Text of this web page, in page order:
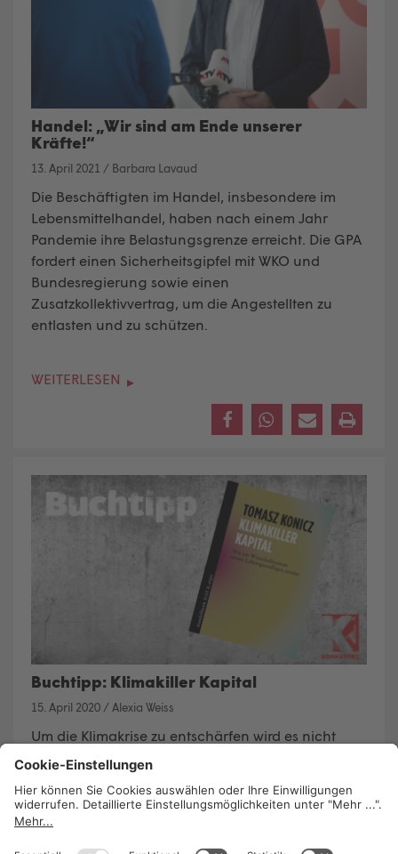
Handel: „Wir sind am Ende unserer
Kräfte!“
13. April 2021 / Barbara Lavaud
Die Beschäftigten im Handel, insbesondere im
Lebensmittelhandel, haben nach einem Jahr
Pandemie ihre Belastungsgrenze erreicht. Die GPA
fordert einen Sicherheitsgipfel mit WKO und
Bundesregierung sowie einen
Zusatzkollektivvertrag, um die Angestellten zu
entlasten und zu schützen.
WEITERLESEN
Buchtipp: Klimakiller Kapital
15. April 2020 / Alexia Weiss
Um die Klimakrise zu entschärfen wird es nicht
reichen, punktuelle Maßnahmen zu setzen. Der
Journalist und Publizist Tomasz Konicz plädiert in
seinem eben erschienenen Buch „Klimakiller
Kapital“ (mandelbaum Verlag) dafür nach